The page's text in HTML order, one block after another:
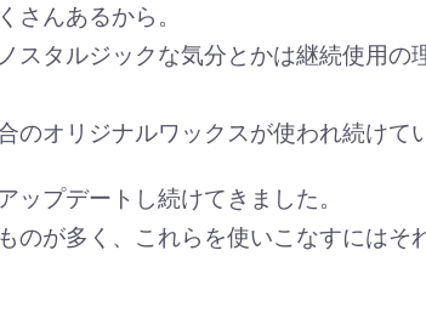
んあるから。
タルジックな気分とかは継続使用の
オリジナルワックスが使われ続けて
プデートし続けてきました。
のが多く、これらを使いこなすにはそ